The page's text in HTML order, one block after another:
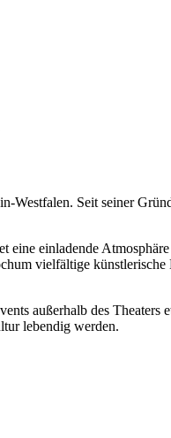
Westfalen. Seit seiner
eine einladende
vielfältige
außerhalb des
lebendig werden.